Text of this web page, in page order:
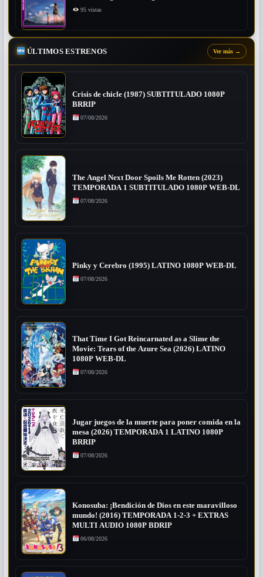
95 vistas
ÚLTIMOS ESTRENOS Ver más →
Crisis de chicle (1987) SUBTITULADO 1080P
BRRIP
07/08/2026
The Angel Next Door Spoils Me Rotten (2023)
TEMPORADA 1 SUBTITULADO 1080P WEB-DL
07/08/2026
Pinky y Cerebro (1995) LATINO 1080P WEB-DL
07/08/2026
That Time I Got Reincarnated as a Slime the
Movie: Tears of the Azure Sea (2026) LATINO
1080P WEB-DL
07/08/2026
Jugar juegos de la muerte para poner comida en la
mesa (2026) TEMPORADA 1 LATINO 1080P
BRRIP
07/08/2026
Konosuba: ¡Bendición de Dios en este maravilloso
mundo! (2016) TEMPORADA 1-2-3 + EXTRAS
MULTI AUDIO 1080P BDRIP
06/08/2026